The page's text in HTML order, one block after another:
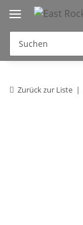
Zurück zur Liste